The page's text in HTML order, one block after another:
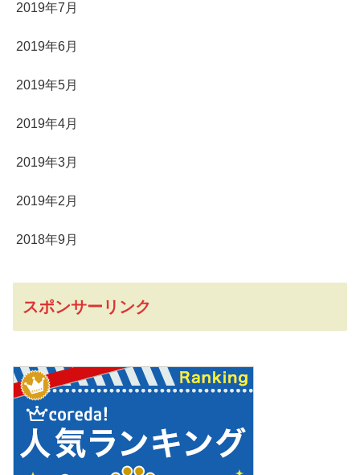
2019年7月
2019年6月
2019年5月
2019年4月
2019年3月
2019年2月
2018年9月
スポンサーリンク